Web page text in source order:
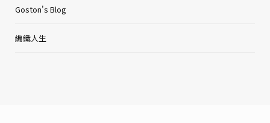
Goston's Blog
編織人生